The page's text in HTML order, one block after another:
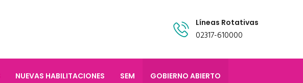
Líneas Rotativas
02317-610000
NUEVAS HABILITACIONES SEM GOBIERNO ABIERTO